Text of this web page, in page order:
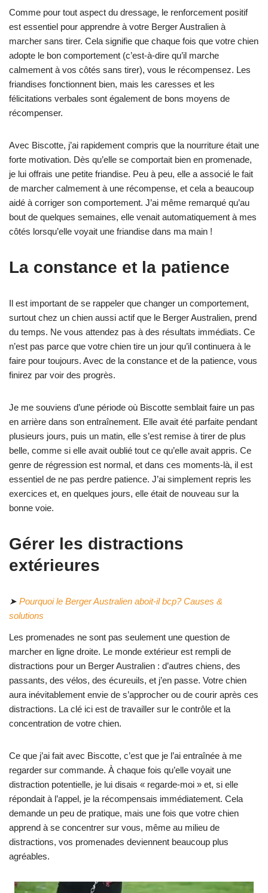
Comme pour tout aspect du dressage, le renforcement positif
est essentiel pour apprendre à votre Berger Australien à
marcher sans tirer. Cela signifie que chaque fois que votre chien
adopte le bon comportement (c’est-à-dire qu’il marche
calmement à vos côtés sans tirer), vous le récompensez. Les
friandises fonctionnent bien, mais les caresses et les
félicitations verbales sont également de bons moyens de
récompenser.
Avec Biscotte, j’ai rapidement compris que la nourriture était une
forte motivation. Dès qu’elle se comportait bien en promenade,
je lui offrais une petite friandise. Peu à peu, elle a associé le fait
de marcher calmement à une récompense, et cela a beaucoup
aidé à corriger son comportement. J’ai même remarqué qu’au
bout de quelques semaines, elle venait automatiquement à mes
côtés lorsqu’elle voyait une friandise dans ma main !
La constance et la patience
Il est important de se rappeler que changer un comportement,
surtout chez un chien aussi actif que le Berger Australien, prend
du temps. Ne vous attendez pas à des résultats immédiats. Ce
n’est pas parce que votre chien tire un jour qu’il continuera à le
faire pour toujours. Avec de la constance et de la patience, vous
finirez par voir des progrès.
Je me souviens d’une période où Biscotte semblait faire un pas
en arrière dans son entraînement. Elle avait été parfaite pendant
plusieurs jours, puis un matin, elle s’est remise à tirer de plus
belle, comme si elle avait oublié tout ce qu’elle avait appris. Ce
genre de régression est normal, et dans ces moments-là, il est
essentiel de ne pas perdre patience. J’ai simplement repris les
exercices et, en quelques jours, elle était de nouveau sur la
bonne voie.
Gérer les distractions
extérieures
➤ Pourquoi le Berger Australien aboit-il bcp? Causes &
solutions
Les promenades ne sont pas seulement une question de
marcher en ligne droite. Le monde extérieur est rempli de
distractions pour un Berger Australien : d’autres chiens, des
passants, des vélos, des écureuils, et j’en passe. Votre chien
aura inévitablement envie de s’approcher ou de courir après ces
distractions. La clé ici est de travailler sur le contrôle et la
concentration de votre chien.
Ce que j’ai fait avec Biscotte, c’est que je l’ai entraînée à me
regarder sur commande. À chaque fois qu’elle voyait une
distraction potentielle, je lui disais « regarde-moi » et, si elle
répondait à l’appel, je la récompensais immédiatement. Cela
demande un peu de pratique, mais une fois que votre chien
apprend à se concentrer sur vous, même au milieu de
distractions, vos promenades deviennent beaucoup plus
agréables.